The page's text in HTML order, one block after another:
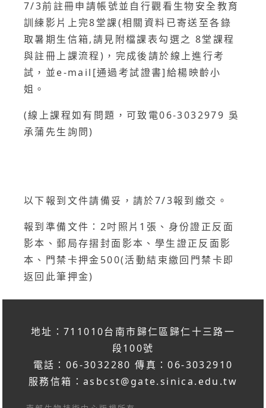
7/3前註冊申請帳號並自行觀看生物安全教育
訓練影片上完8堂課(相關資料已寄送至各錄
取暑期生信箱,請見附檔課表勾選之 8堂課程
與註冊上課流程)，完成後請於線上進行考
試，並e-mail[通過考試證書]給楊映齡小
姐。
(線上課程如有問題，可致電06-3032979 吳
承蒲先生詢問)
以下報到文件請備妥，請於7/3報到繳交。
報到準備文件：2吋照片1張、身份證正反面
影本、郵局存摺封面影本、學生證正反面影
本、門禁卡押金500(活動結束繳回門禁卡即
返回此筆押金)
地址：711010台南市歸仁區歸仁十三路一
段100號
電話：06-3032280 傳真：06-3032910
服務信箱： asbcst@gate.sinica.edu.tw